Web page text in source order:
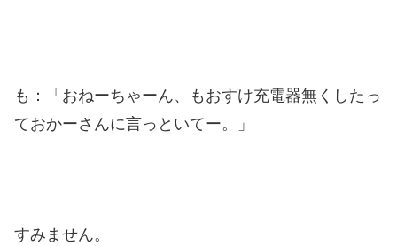
も：「おねーちゃーん、もおすけ充電器無くしたっ
ておかーさんに言っといてー。」
すみません。